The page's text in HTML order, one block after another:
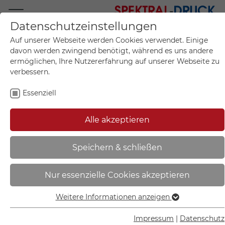
Mo.-Fr. 09:00-17:00
+49 (0)711 55 75 25
Mein Konto
Mein Warenkorb
Sie sind hier: Start
Aufkleber zum Vogelschutz |
Symbol -Bussard- - 21.5882
Datenschutzeinstellungen
Auf unserer Webseite werden Cookies verwendet. Einige
davon werden zwingend benötigt, während es uns andere
ermöglichen, Ihre Nutzererfahrung auf unserer Webseite zu
verbessern.
Essenziell
Alle akzeptieren
Speichern & schließen
Nur essenzielle Cookies akzeptieren
Essenziell
Essenzielle Cookies werden für grundlegende Funktionen
Weitere Informationen anzeigen
Impressum Datenschutz